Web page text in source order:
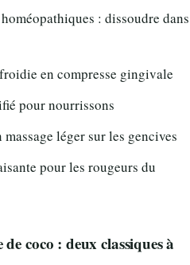
: dissoudre dans
en compresse gingivale
pour nourrissons
léger sur les gencives
pour les rougeurs du
coco : deux classiques à